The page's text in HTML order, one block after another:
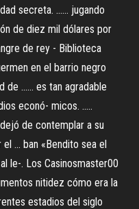
secreta. ...... jugando
de diez mil dólares por
de rey - Biblioteca
en el barrio negro
de ...... es tan agradable
econó- micos. .....
de contemplar a su
... ban «Bendito sea el
le-. Los Casinosmaster00
nitidez cómo era la
estadios del siglo